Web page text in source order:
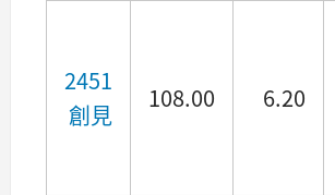
2451
創見
108.00 6.20